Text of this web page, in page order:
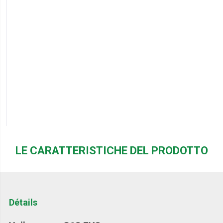
LE CARATTERISTICHE DEL PRODOTTO
Détails